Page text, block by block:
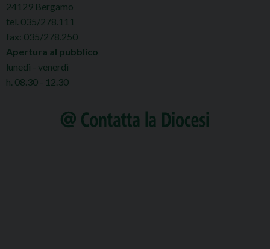
24129 Bergamo
tel. 035/278.111
fax: 035/278.250
Apertura al pubblico
lunedì - venerdì
h. 08.30 - 12.30